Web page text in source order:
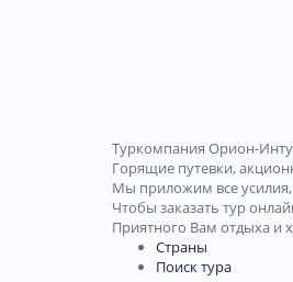
Туркомпания Орион-
Горящие путевки,
Мы приложим все
Чтобы заказать тур
Приятного Вам отдыха и
Страны
Поиск тура